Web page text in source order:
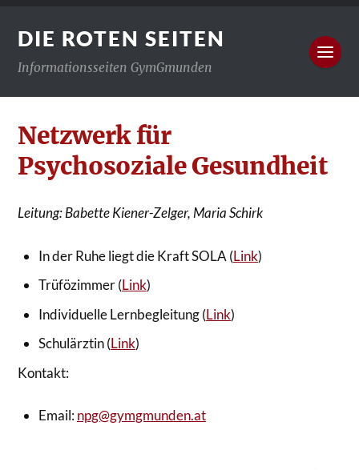
DIE ROTEN SEITEN
Informationsseiten GymGmunden
Netzwerk für
Psychosoziale Gesundheit
Leitung: Babette Kiener-Zelger, Maria Schirk
In der Ruhe liegt die Kraft SOLA (Link)
Trüfözimmer (Link)
Individuelle Lernbegleitung (Link)
Schulärztin (Link)
Kontakt:
Email:npg@gymgmunden.at